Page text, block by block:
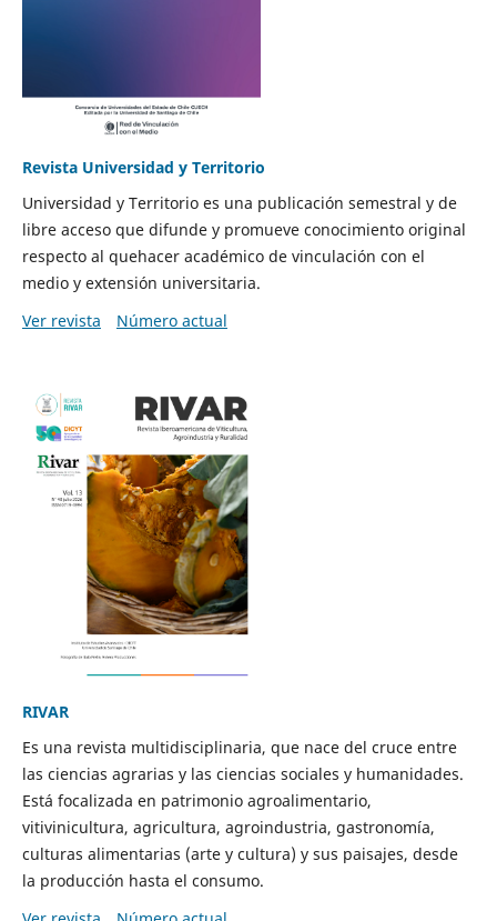
Revista Universidad y Territorio
Universidad y Territorio es una publicación semestral y de
libre acceso que difunde y promueve conocimiento original
respecto al quehacer académico de vinculación con el
medio y extensión universitaria.
Ver revista
Número actual
RIVAR
Es una revista multidisciplinaria, que nace del cruce entre
las ciencias agrarias y las ciencias sociales y humanidades.
Está focalizada en patrimonio agroalimentario,
vitivinicultura, agricultura, agroindustria, gastronomía,
culturas alimentarias (arte y cultura) y sus paisajes, desde
la producción hasta el consumo.